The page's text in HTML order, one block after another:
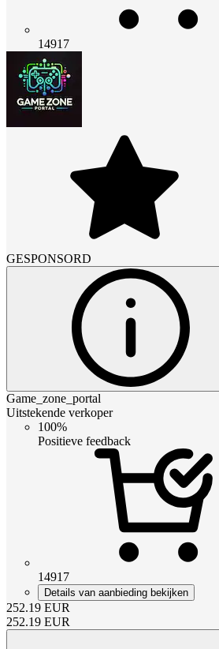
14917
GESPONSORD
Game_zone_portal
Uitstekende verkoper
100%
Positieve feedback
14917
Details van aanbieding bekijken
252.19 EUR
252.19 EUR